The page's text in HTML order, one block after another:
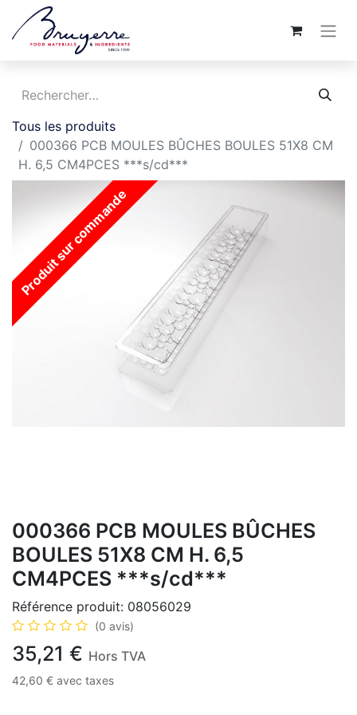
Tous les produits
000366 PCB MOULES BÛCHES BOULES 51X8 CM
H. 6,5 CM4PCES ***s/cd***
Produit sur commande
000366 PCB MOULES BÛCHES
BOULES 51X8 CM H. 6,5
CM4PCES ***s/cd***
Référence produit: 08056029
(0 avis)
35,21 € Hors TVA
42,60 € avec taxes